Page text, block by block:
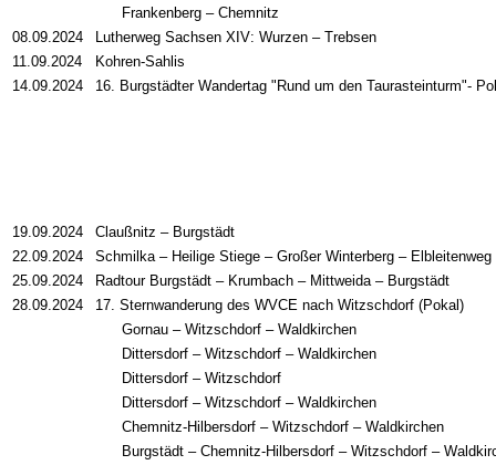
Frankenberg – Chemnitz
08.09.2024
Lutherweg Sachsen XIV: Wurzen – Trebsen
11.09.2024
Kohren-Sahlis
14.09.2024
16. Burgstädter Wandertag "Rund um den Taurasteinturm"-
19.09.2024
Claußnitz – Burgstädt
22.09.2024
Schmilka – Heilige Stiege – Großer Winterberg –
25.09.2024
Radtour Burgstädt – Krumbach – Mittweida – Burgstädt
28.09.2024
17. Sternwanderung des WVCE nach Witzschdorf (Pokal)
Gornau – Witzschdorf – Waldkirchen
Dittersdorf – Witzschdorf – Waldkirchen
Dittersdorf – Witzschdorf
Dittersdorf – Witzschdorf – Waldkirchen
Chemnitz-Hilbersdorf – Witzschdorf – Waldkirchen
Burgstädt – Chemnitz-Hilbersdorf – Witzschdorf –